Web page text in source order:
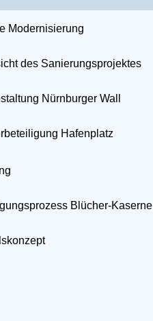
Modernisierung
des Sanierungsprojektes
Nürnburger Wall
Hafenplatz
Blücher-Kaserne